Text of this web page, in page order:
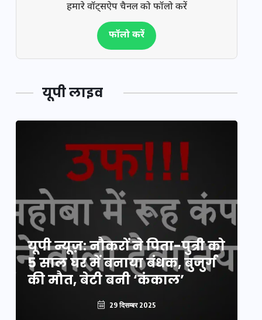
हमारे वॉट्सऐप चैनल को फॉलो करें
फॉलो करें
यूपी लाइव
यूपी न्यूज़: नौकरों ने पिता-पुत्री को
5 साल घर में बनाया बंधक, बुजुर्ग
की मौत, बेटी बनी ‘कंकाल’
29 दिसम्बर 2025